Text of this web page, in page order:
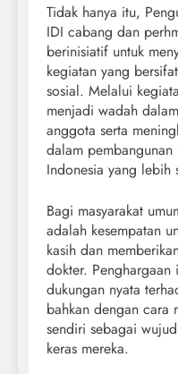
Tidak hanya itu,
IDI cabang dan
berinisiatif untuk
kegiatan yang
sosial. Melalui
menjadi wadah
anggota serta
dalam pembangunan
Indonesia yang lebih
Bagi masyarakat
adalah kesempatan
kasih dan
dokter.
dukungan nyata
bahkan dengan cara
sendiri sebagai
keras mereka.